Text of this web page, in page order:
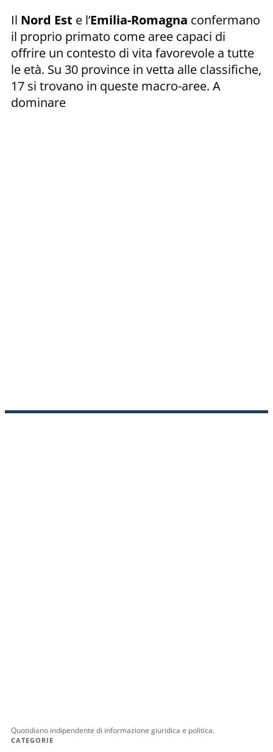
Il Nord Est e l’Emilia-Romagna confermano
il proprio primato come aree capaci di
offrire un contesto di vita favorevole a tutte
le età. Su 30 province in vetta alle classifiche,
17 si trovano in queste macro-aree. A
dominare
Quotidiano indipendente di informazione giuridica e politica.
CATEGORIE